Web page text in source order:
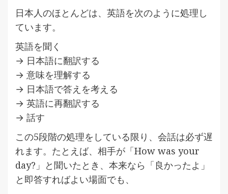
日本人のほとんどは、英語を次のように処理し
ています。
英語を聞く
→ 日本語に翻訳する
→ 意味を理解する
→ 日本語で答えを考える
→ 英語に再翻訳する
→ 話す
この5段階の処理をしている限り、会話は必ず遅
れます。たとえば、相手が「How was your
day?」と聞いたとき、本来なら「良かったよ」
と即答すればよい場面でも、